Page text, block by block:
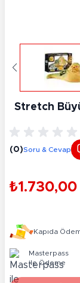
Stretch
(0)Soru & Cevap
₺1.730,00
Kapıda
Masterpass
ile Ödeme